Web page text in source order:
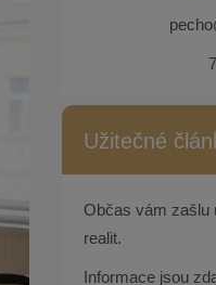
Užitečné
Občas vám zašlu
realit.
Informace jsou